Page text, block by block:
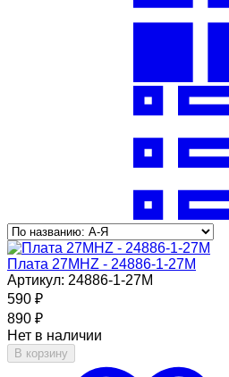
Плата 27MHZ - 24886-1-27M
Артикул: 24886-1-27M
590 ₽
890 ₽
Нет в наличии
В корзину